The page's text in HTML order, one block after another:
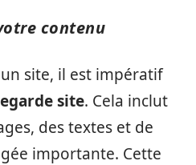
contenu
site, il est impératif
site. Cela inclut
des textes et de
importante. Cette